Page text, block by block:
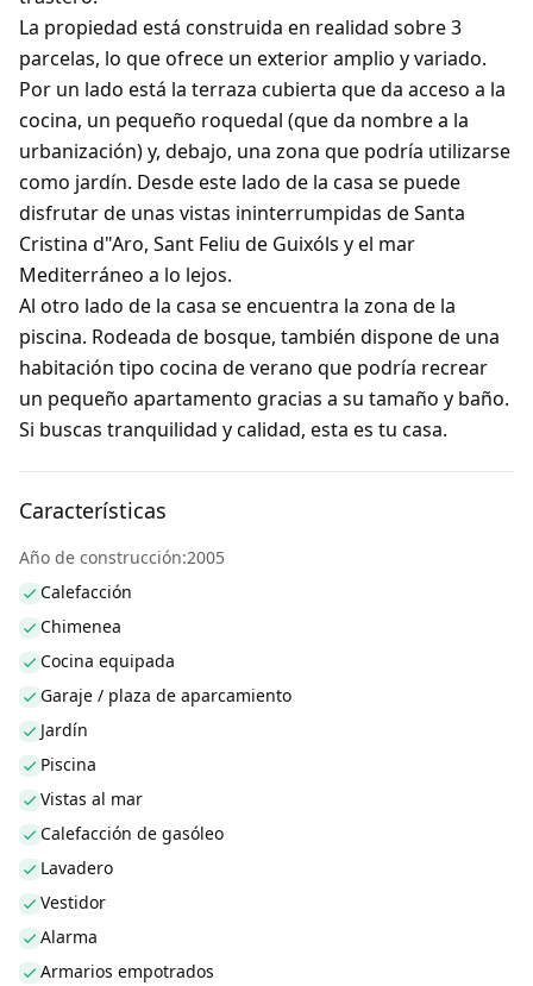
La propiedad está construida en realidad sobre 3
parcelas, lo que ofrece un exterior amplio y variado.
Por un lado está la terraza cubierta que da acceso a la
cocina, un pequeño roquedal (que da nombre a la
urbanización) y, debajo, una zona que podría utilizarse
como jardín. Desde este lado de la casa se puede
disfrutar de unas vistas ininterrumpidas de Santa
Cristina d"Aro, Sant Feliu de Guixóls y el mar
Mediterráneo a lo lejos.
Al otro lado de la casa se encuentra la zona de la
piscina. Rodeada de bosque, también dispone de una
habitación tipo cocina de verano que podría recrear
un pequeño apartamento gracias a su tamaño y baño.
Si buscas tranquilidad y calidad, esta es tu casa.
Características
Año de construcción:2005
Calefacción
Chimenea
Cocina equipada
Garaje / plaza de aparcamiento
Jardín
Piscina
Vistas al mar
Calefacción de gasóleo
Lavadero
Vestidor
Alarma
Armarios empotrados